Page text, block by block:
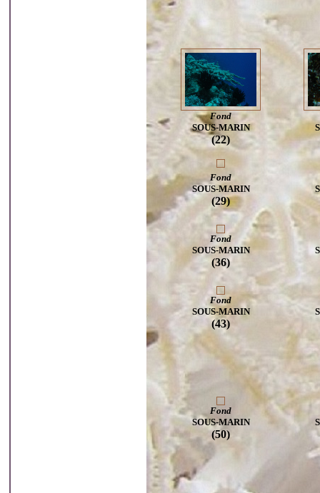
Fond
SOUS-MARIN
(22)
Fond
SOUS-MARIN
(29)
Fond
SOUS-MARIN
(36)
Fond
SOUS-MARIN
(43)
Fond
SOUS-MARIN
(50)